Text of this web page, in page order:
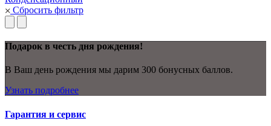
Сбросить фильтр
Подарок в честь дня рождения!
В Ваш день рождения мы дарим 300 бонусных баллов.
Узнать подробнее
Гарантия и сервис